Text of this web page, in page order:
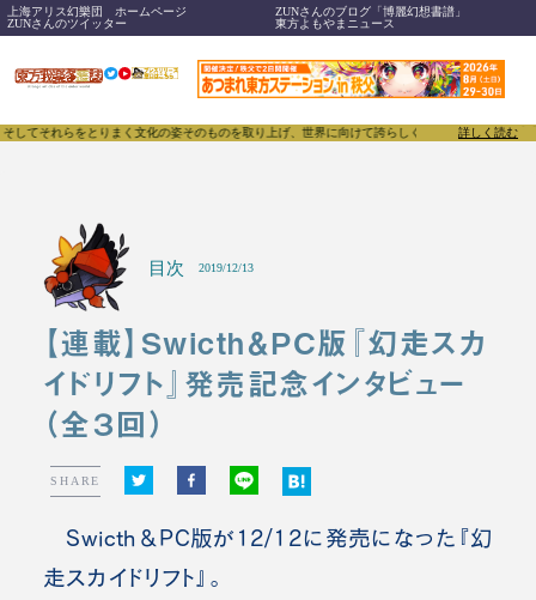
上海アリス幻樂団 ホームページ
ZUNさんのブログ「博麗幻想書譜」
ZUNさんのツイッター
東方よもやまニュース
をとりまく文化の姿そのものを取り上げ、世界に向けて誇らしく発信することで、東方
詳しく読む
目次 2019/12/13
【連載】Swicth＆PC版『幻走スカ
イドリフト』発売記念インタビュー
（全３回）
SHARE
Swicth＆PC版が12/12に発売になった『幻
走スカイドリフト』。